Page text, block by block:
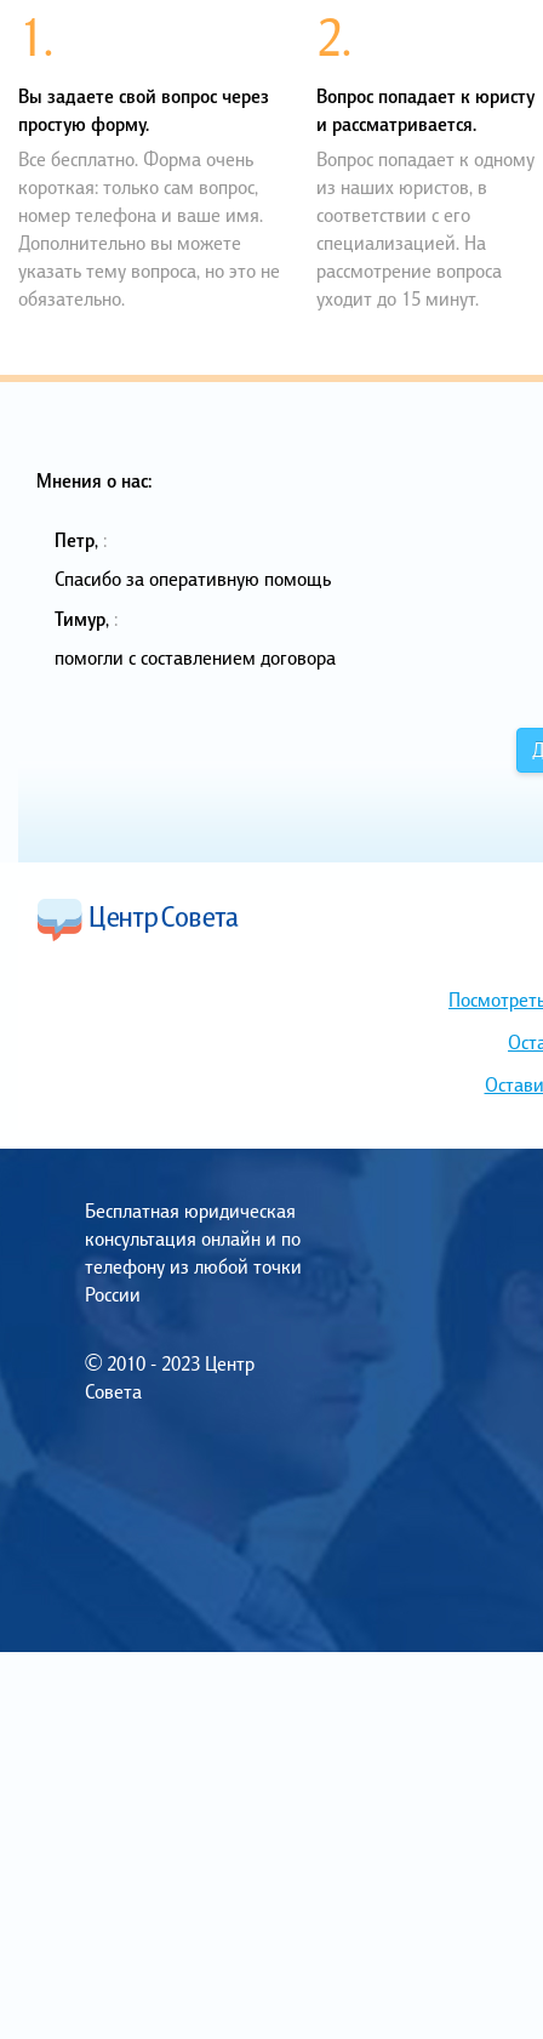
1.
Вы задаете свой вопрос через
простую форму.
Все бесплатно. Форма очень
короткая: только сам вопрос,
номер телефона и ваше имя.
Дополнительно вы можете
указать тему вопроса, но это не
обязательно.
2.
Вопрос попадает к юристу
и рассматривается.
Вопрос попадает к одному
из наших юристов, в
соответствии с его
специализацией. На
рассмотрение вопроса
уходит до 15 минут.
Мнения о нас:
Петр, :
Спасибо за оперативную помощь
Тимур, :
помогли с составлением договора
Бесплатная юридическая
консультация онлайн и по
телефону из любой точки
России
© 2010 - 2023 Центр
Совета